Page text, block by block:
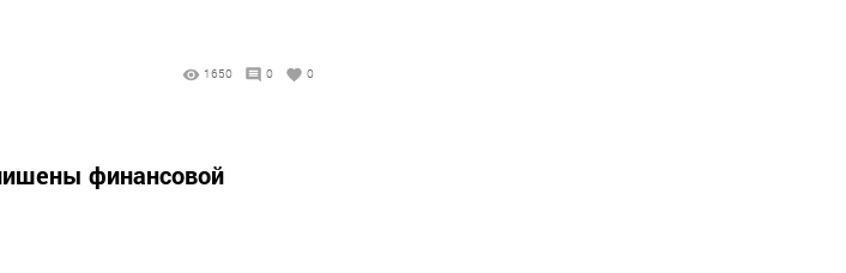
1650 0 0
финансовой